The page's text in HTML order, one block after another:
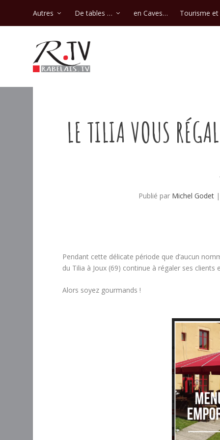
Autres De tables … en Caves… Tourisme
LE TILIA VOUS
Publié par Michel Godet
Pendant cette délicate période que d’aucun
du Tilia à Joux (69) continue à régaler ses
Alors soyez gourmands !